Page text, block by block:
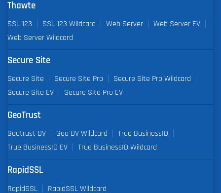
Thawte
SSL 123 SSL 123 Wildcard Web Server
Web Server EV
Web Server Wildcard
Secure Site
Secure Site Secure Site Pro
Secure Site Pro Wildcard
Secure Site EV
Secure Site Pro EV
GeoTrust
Geotrust DV Geo DV Wildcard
True BusinessID
True BusinessID EV
True BusinessID Wildcard
RapidSSL
RapidSSL RapidSSL Wildcard